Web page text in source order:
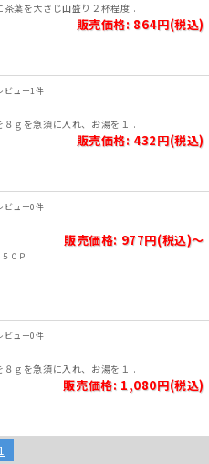
葉を大さじ山盛り２杯程度..
販売価格: 864円(税込)
ビュー1件
ｇを急須に入れ、お湯を１..
販売価格: 432円(税込)
ビュー0件
販売価格: 977円(税込)～
０Ｐ
ビュー0件
ｇを急須に入れ、お湯を１..
販売価格: 1,080円(税込)
1